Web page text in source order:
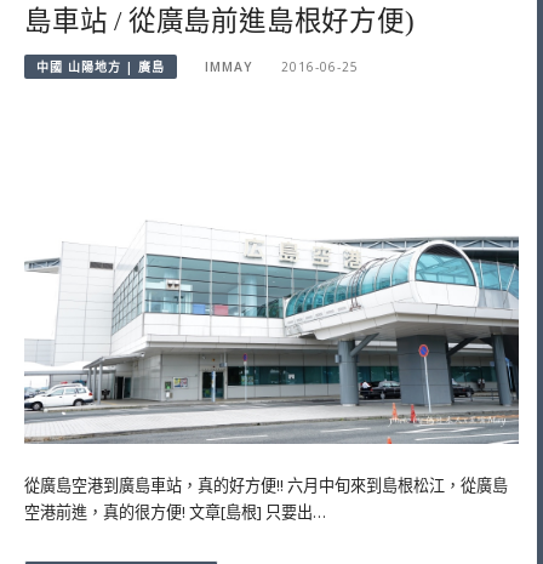
島車站 / 從廣島前進島根好方便)
中國 山陽地方 | 廣島 IMMAY 2016-06-25
從廣島空港到廣島車站，真的好方便!! 六月中旬來到島根松江，從廣島
空港前進，真的很方便! 文章[島根] 只要出…